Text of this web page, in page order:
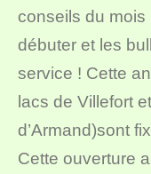
conseils du
débuter et les
service ! Cette
lacs de Villefort
d’Armand)sont
Cette ouverture